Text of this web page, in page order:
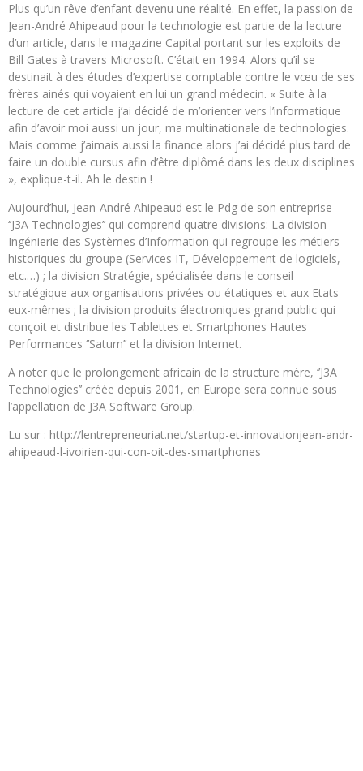
Plus qu’un rêve d’enfant devenu une réalité. En effet, la passion de
Jean-André Ahipeaud pour la technologie est partie de la lecture
d’un article, dans le magazine Capital portant sur les exploits de
Bill Gates à travers Microsoft. C’était en 1994. Alors qu’il se
destinait à des études d’expertise comptable contre le vœu de ses
frères ainés qui voyaient en lui un grand médecin. « Suite à la
lecture de cet article j’ai décidé de m’orienter vers l’informatique
afin d’avoir moi aussi un jour, ma multinationale de technologies.
Mais comme j’aimais aussi la finance alors j’ai décidé plus tard de
faire un double cursus afin d’être diplômé dans les deux disciplines
», explique-t-il. Ah le destin !
Aujourd’hui, Jean-André Ahipeaud est le Pdg de son entreprise
‘’J3A Technologies’’ qui comprend quatre divisions: La division
Ingénierie des Systèmes d’Information qui regroupe les métiers
historiques du groupe (Services IT, Développement de logiciels,
etc.…) ; la division Stratégie, spécialisée dans le conseil
stratégique aux organisations privées ou étatiques et aux Etats
eux-mêmes ; la division produits électroniques grand public qui
conçoit et distribue les Tablettes et Smartphones Hautes
Performances ‘’Saturn’’ et la division Internet.
A noter que le prolongement africain de la structure mère, ‘’J3A
Technologies’’ créée depuis 2001, en Europe sera connue sous
l’appellation de J3A Software Group.
Lu sur : http://lentrepreneuriat.net/startup-et-innovationjean-andr-
ahipeaud-l-ivoirien-qui-con-oit-des-smartphones